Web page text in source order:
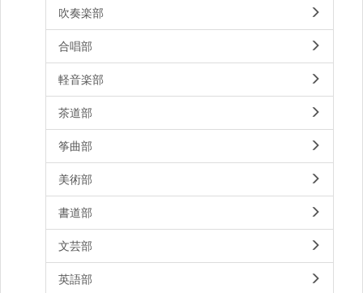
吹奏楽部
合唱部
軽音楽部
茶道部
筝曲部
美術部
書道部
文芸部
英語部